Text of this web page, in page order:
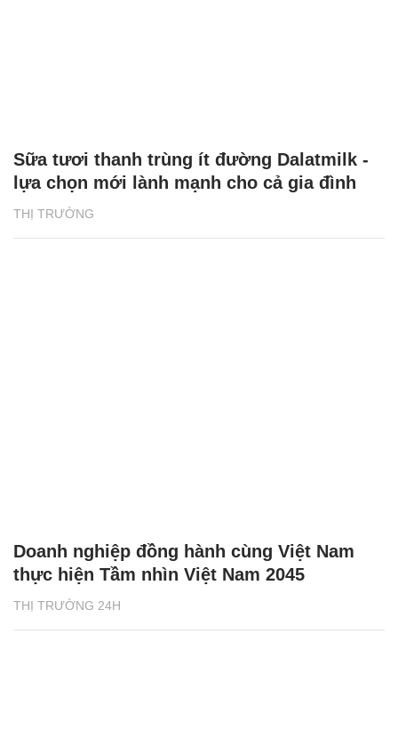
THỊ TRƯỜNG
Sữa tươi thanh trùng ít đường Dalatmilk -
lựa chọn mới lành mạnh cho cả gia đình
THỊ TRƯỜNG 24H
Doanh nghiệp đồng hành cùng Việt Nam
thực hiện Tầm nhìn Việt Nam 2045